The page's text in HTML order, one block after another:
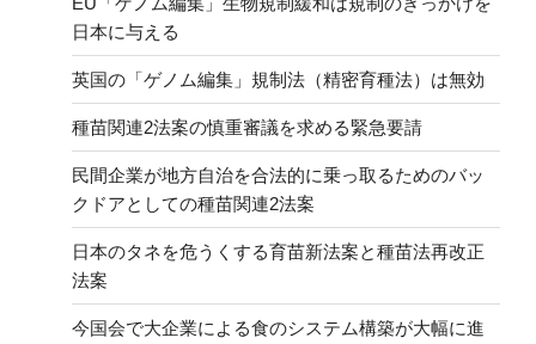
日本に与える
英国の「ゲノム編集」規制法（精密育種法）は無効
種苗関連2法案の慎重審議を求める緊急要請
民間企業が地方自治を合法的に乗っ取るためのバッ
クドアとしての種苗関連2法案
日本のタネを危うくする育苗新法案と種苗法再改正
法案
今国会で大企業による食のシステム構築が大幅に進